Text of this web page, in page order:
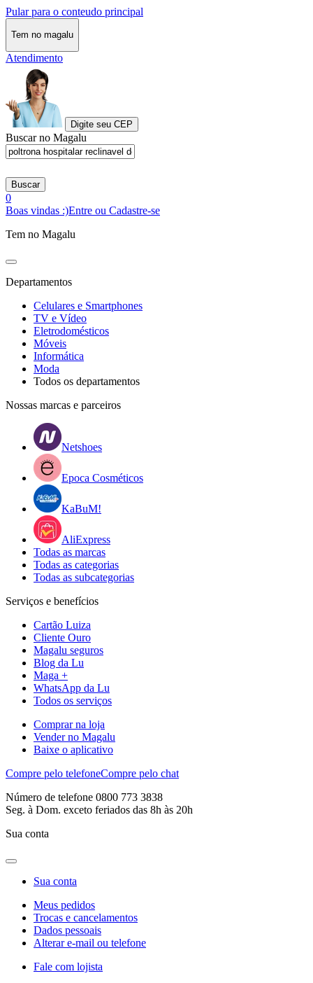
Pular para o conteudo principal
Tem no magalu
Atendimento
Digite seu CEP
Buscar no Magalu
Buscar
0
Boas vindas :)Entre ou Cadastre-se
Tem no Magalu
Departamentos
Celulares e Smartphones
TV e Vídeo
Eletrodomésticos
Móveis
Informática
Moda
Todos os departamentos
Nossas marcas e parceiros
Netshoes
Epoca Cosméticos
KaBuM!
AliExpress
Todas as marcas
Todas as categorias
Todas as subcategorias
Serviços e benefícios
Cartão Luiza
Cliente Ouro
Magalu seguros
Blog da Lu
Maga +
WhatsApp da Lu
Todos os serviços
Comprar na loja
Vender no Magalu
Baixe o aplicativo
Compre pelo telefoneCompre pelo chat
Número de telefone 0800 773 3838
Seg. à Dom. exceto feriados das 8h às 20h
Sua conta
Sua conta
Meus pedidos
Trocas e cancelamentos
Dados pessoais
Alterar e-mail ou telefone
Fale com lojista